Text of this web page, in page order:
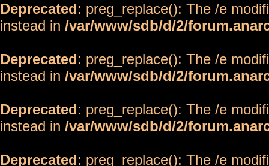
Deprecated: preg_replace(): The /e
instead in /var/www/sdb/d/2/
Deprecated: preg_replace(): The /e
instead in /var/www/sdb/d/2/
Deprecated: preg_replace(): The /e
instead in /var/www/sdb/d/2/
Deprecated: preg_replace(): The /e